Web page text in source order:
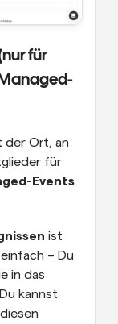
für
der Ort, an
Events
ist
– Du
in das
kannst